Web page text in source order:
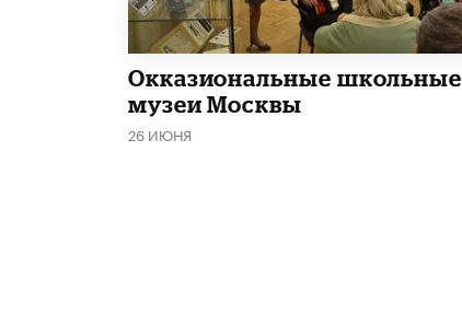
​Окказиональные школьные
музеи Москвы
26 ИЮНЯ